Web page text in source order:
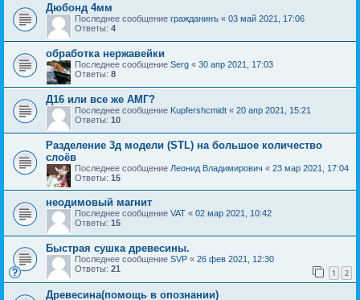
Дюбонд 4мм
Последнее сообщение гражданинъ « 03 май 2021, 17:06
Ответы: 4
обработка нержавейки
Последнее сообщение Serg « 30 апр 2021, 17:03
Ответы: 8
Д16 или все же АМГ?
Последнее сообщение Kupfershcmidt « 20 апр 2021, 15:21
Ответы: 10
Разделение 3д модели (STL) на большое количество
слоёв
Последнее сообщение Леонид Владимирович « 23 мар 2021, 17:04
Ответы: 15
неодимовый магнит
Последнее сообщение VAT « 02 мар 2021, 10:42
Ответы: 15
Быстрая сушка древесины.
Последнее сообщение SVP « 26 фев 2021, 12:30
Ответы: 21 1 2
Древесина(помощь в опознании)